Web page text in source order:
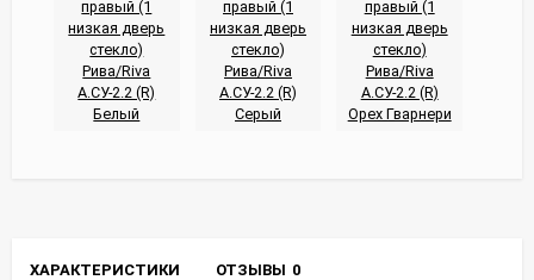
ХАРАКТЕРИСТИКИ ОТЗЫВЫ 0